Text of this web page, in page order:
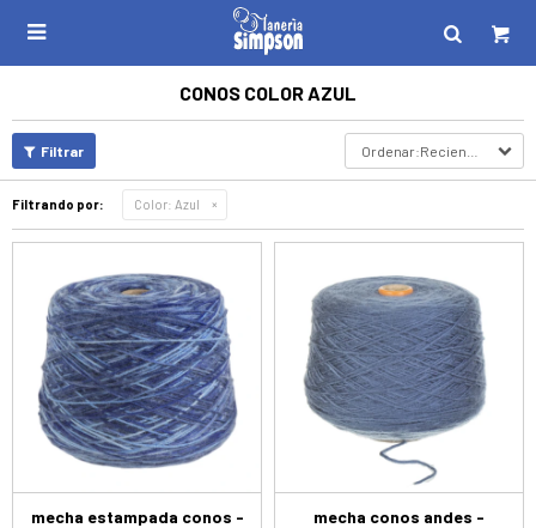

CONOS COLOR AZUL
Recientes
Filtrando por: Color: Azul
mecha estampada conos -
mecha conos andes -